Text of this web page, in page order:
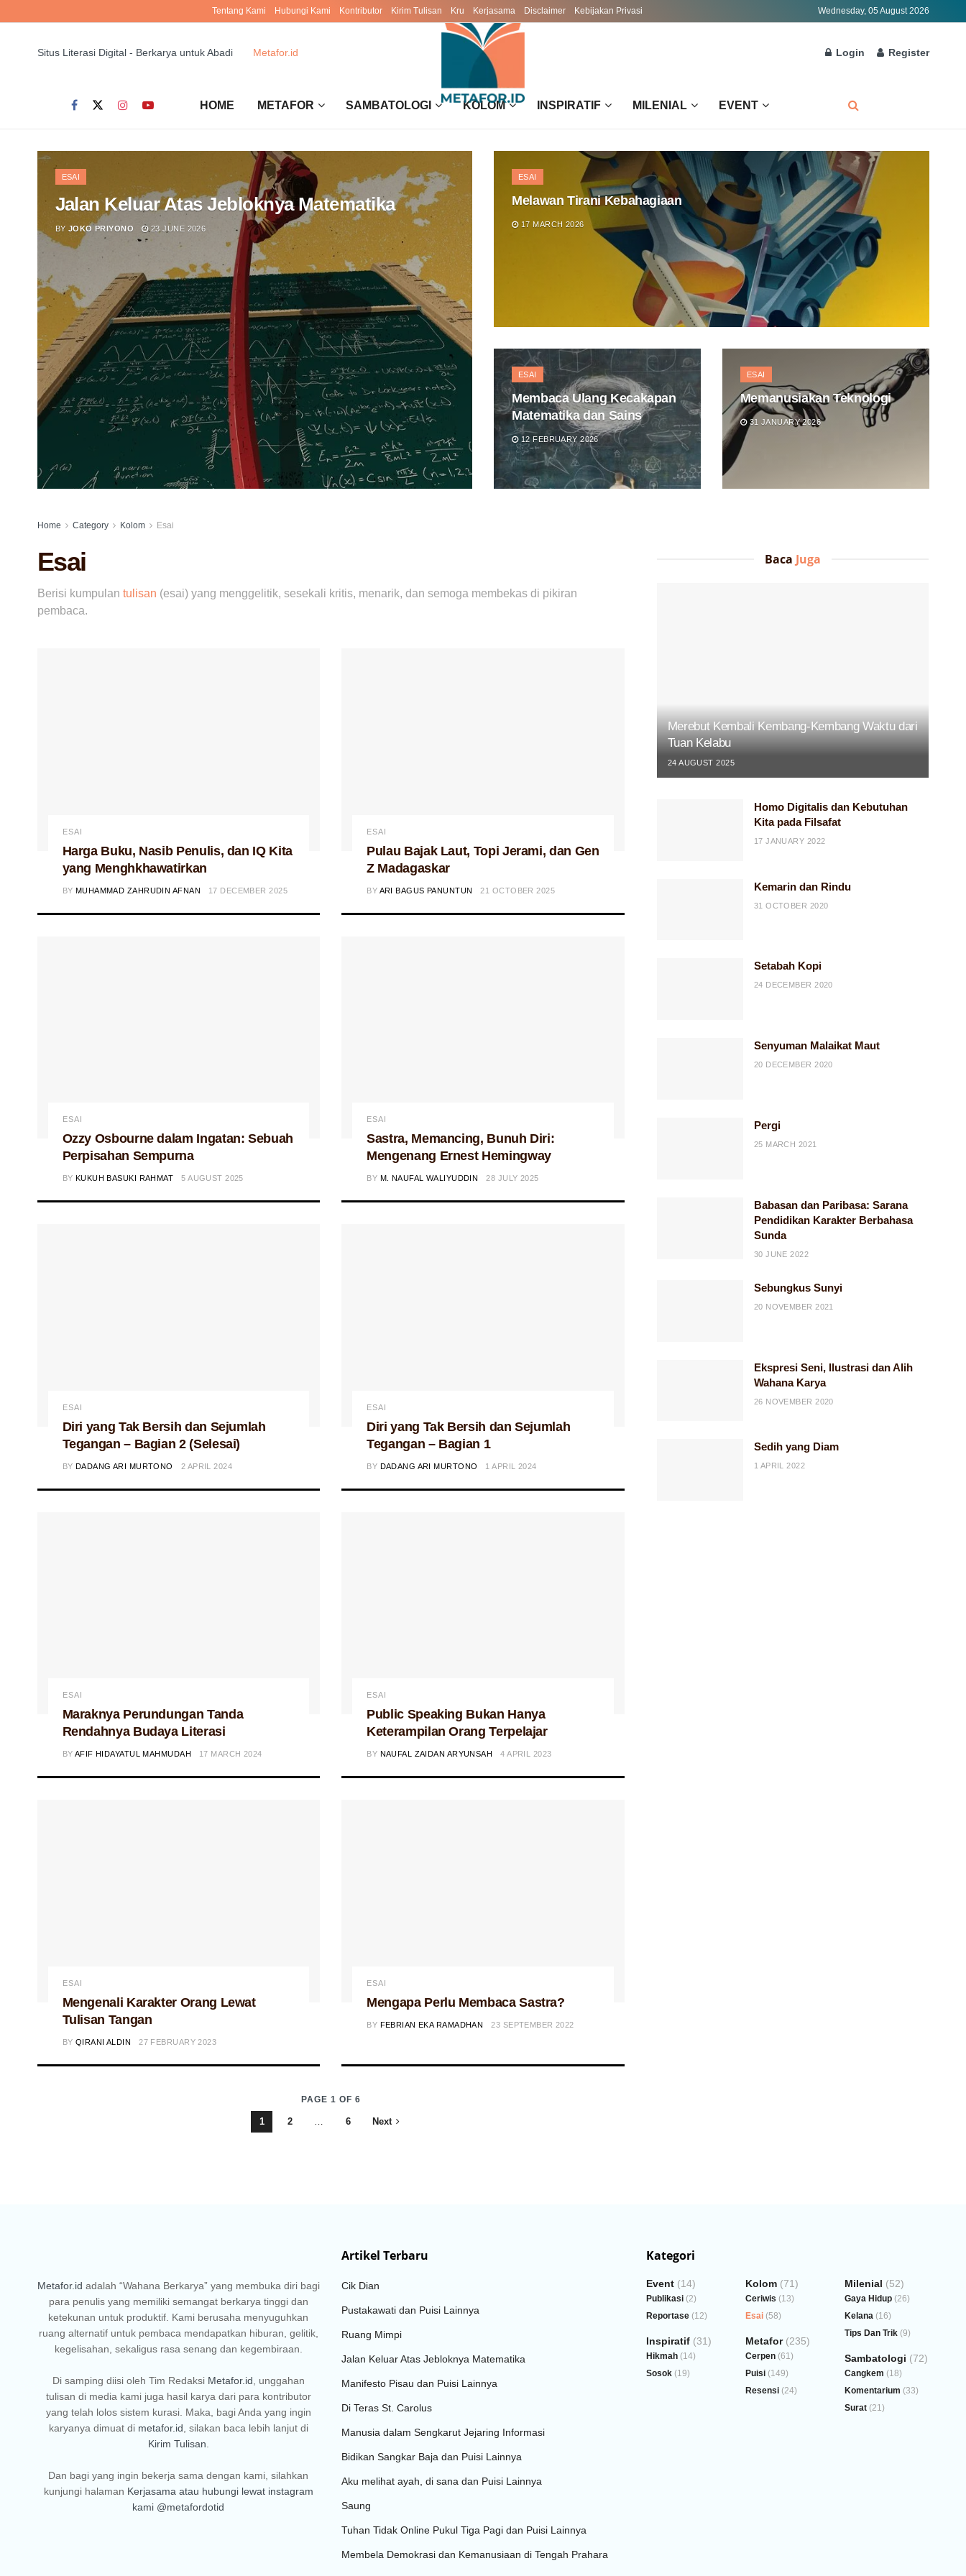
Tentang Kami Hubungi Kami Kontributor Kirim Tulisan Kru Kerjasama Disclaimer Kebijakan Privasi Wednesday, 05 August 2026
Situs Literasi Digital - Berkarya untuk Abadi Metafor.id Login Register
HOME METAFOR SAMBATOLOGI KOLOM INSPIRATIF MILENIAL EVENT
ESAI
Jalan Keluar Atas Jebloknya Matematika
BY JOKO PRIYONO 23 JUNE 2026
ESAI
Melawan Tirani Kebahagiaan
17 MARCH 2026
ESAI
Membaca Ulang Kecakapan
Matematika dan Sains
12 FEBRUARY 2026
ESAI
Memanusiakan Teknologi
31 JANUARY 2026
Home Category Kolom Esai
Esai
Berisi kumpulan tulisan (esai) yang menggelitik, sesekali kritis, menarik, dan semoga membekas di pikiran
pembaca.
ESAI
Harga Buku, Nasib Penulis, dan IQ Kita
yang Menghkhawatirkan
BY MUHAMMAD ZAHRUDIN AFNAN 17 DECEMBER 2025
ESAI
Pulau Bajak Laut, Topi Jerami, dan Gen
Z Madagaskar
BY ARI BAGUS PANUNTUN 21 OCTOBER 2025
ESAI
Ozzy Osbourne dalam Ingatan: Sebuah
Perpisahan Sempurna
BY KUKUH BASUKI RAHMAT 5 AUGUST 2025
ESAI
Sastra, Memancing, Bunuh Diri:
Mengenang Ernest Hemingway
BY M. NAUFAL WALIYUDDIN 28 JULY 2025
ESAI
Diri yang Tak Bersih dan Sejumlah
Tegangan – Bagian 2 (Selesai)
BY DADANG ARI MURTONO 2 APRIL 2024
ESAI
Diri yang Tak Bersih dan Sejumlah
Tegangan – Bagian 1
BY DADANG ARI MURTONO 1 APRIL 2024
ESAI
Maraknya Perundungan Tanda
Rendahnya Budaya Literasi
BY AFIF HIDAYATUL MAHMUDAH 17 MARCH 2024
ESAI
Public Speaking Bukan Hanya
Keterampilan Orang Terpelajar
BY NAUFAL ZAIDAN ARYUNSAH 4 APRIL 2023
ESAI
Mengenali Karakter Orang Lewat
Tulisan Tangan
BY QIRANI ALDIN 27 FEBRUARY 2023
ESAI
Mengapa Perlu Membaca Sastra?
BY FEBRIAN EKA RAMADHAN 23 SEPTEMBER 2022
PAGE 1 OF 6
1 2 6 Next
Baca Juga
Merebut Kembali Kembang-Kembang Waktu dari
Tuan Kelabu
24 AUGUST 2025
Homo Digitalis dan Kebutuhan
Kita pada Filsafat
17 JANUARY 2022
Kemarin dan Rindu
31 OCTOBER 2020
Setabah Kopi
24 DECEMBER 2020
Senyuman Malaikat Maut
20 DECEMBER 2020
Pergi
25 MARCH 2021
Babasan dan Paribasa: Sarana
Pendidikan Karakter Berbahasa
Sunda
30 JUNE 2022
Sebungkus Sunyi
20 NOVEMBER 2021
Ekspresi Seni, Ilustrasi dan Alih
Wahana Karya
26 NOVEMBER 2020
Sedih yang Diam
1 APRIL 2022
Metafor.id adalah “Wahana Berkarya” yang membuka diri bagi
para penulis yang memiliki semangat berkarya tinggi dan
ketekunan untuk produktif. Kami berusaha menyuguhkan
ruang alternatif untuk pembaca mendapatkan hiburan, gelitik,
kegelisahan, sekaligus rasa senang dan kegembiraan.
Di samping diisi oleh Tim Redaksi Metafor.id , unggahan
tulisan di media kami juga hasil karya dari para kontributor
yang telah lolos sistem kurasi. Maka, bagi Anda yang ingin
karyanya dimuat di metafor.id , silakan baca lebih lanjut di
Kirim Tulisan
Dan bagi yang ingin bekerja sama dengan kami, silahkan
kunjungi halaman Kerjasama atau hubungi lewat instagram
kami @metafordotid
Artikel Terbaru
Cik Dian
Pustakawati dan Puisi Lainnya
Ruang Mimpi
Jalan Keluar Atas Jebloknya Matematika
Manifesto Pisau dan Puisi Lainnya
Di Teras St. Carolus
Manusia dalam Sengkarut Jejaring Informasi
Bidikan Sangkar Baja dan Puisi Lainnya
Aku melihat ayah, di sana dan Puisi Lainnya
Saung
Tuhan Tidak Online Pukul Tiga Pagi dan Puisi Lainnya
Membela Demokrasi dan Kemanusiaan di Tengah Prahara
Kategori
Event(14)
Publikasi(2)
Reportase(12)
Inspiratif(31)
Hikmah(14)
Sosok(19)
Kolom(71)
Ceriwis (13)
Esai(58)
Metafor(235)
Cerpen(61)
Puisi(149)
Resensi(24)
Milenial (52)
Gaya Hidup(26)
Kelana (16)
Tips Dan Trik(9)
Sambatologi (72)
Cangkem (18)
Komentarium (33)
Surat(21)